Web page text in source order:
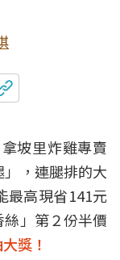
坡里炸雞專賣
，連腿排的大
最高現省141元
」第２份半價
獎！